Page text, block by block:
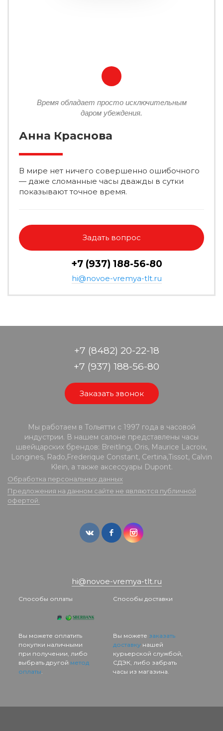
Время обладает просто исключительным
даром убеждения.
Анна Краснова
В мире нет ничего совершенно ошибочного
— даже сломанные часы дважды в сутки
показывают точное время.
Задать вопрос
+7 (937) 188-56-80
hi@novoe-vremya-tlt.ru
+7 (8482) 20-22-18
+7 (937) 188-56-80
Заказать звонок
Мы работаем в Тольятти с 1997 года в часовой
индустрии. В нашем салоне представлены часы
швейцарских брендов: Breitling, Oris, Maurice Lacroix,
Longines, Rado,Frederique Constant, Certina,Tissot, Calvin
Klein, а также аксессуары Dupont.
Обработка персональных данных
Предложения на данном сайте не являются публичной
офертой.
hi@novoe-vremya-tlt.ru
Способы оплаты
Вы можете оплатить
покупки наличными
при получении, либо
выбрать другой метод
оплаты.
Способы доставки
Вы можете заказать
доставкунашей
курьерской службой,
СДЭК, либо забрать
часы из магазина.